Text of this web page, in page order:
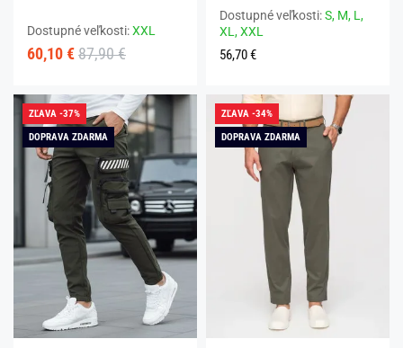
Dostupné veľkosti:XXL
60,10 € 87,90 €
Dostupné veľkosti:S, M, L,
XL,XXL
56,70 €
ZĽAVA -37%
DOPRAVA ZDARMA
ZĽAVA -34%
DOPRAVA ZDARMA